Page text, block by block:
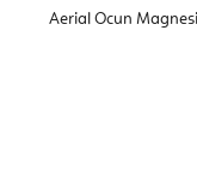
Aerial Ocun